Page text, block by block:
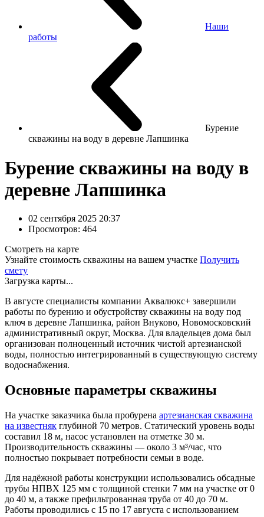
Наши
работы
Бурение
скважины на воду в деревне Лапшинка
Бурение скважины на воду в
деревне Лапшинка
02 сентября 2025 20:37
Просмотров: 464
Смотреть на карте
Узнайте стоимость скважины на вашем участке Получить
смету
Загрузка карты...
В августе специалисты компании Аквалюкс+ завершили
работы по бурению и обустройству скважины на воду под
ключ в деревне Лапшинка, район Внуково, Новомосковский
административный округ, Москва. Для владельцев дома был
организован полноценный источник чистой артезианской
воды, полностью интегрированный в существующую систему
водоснабжения.
Основные параметры скважины
На участке заказчика была пробурена артезианская скважина
на известняк глубиной 70 метров. Статический уровень воды
составил 18 м, насос установлен на отметке 30 м.
Производительность скважины — около 3 м³/час, что
полностью покрывает потребности семьи в воде.
Для надёжной работы конструкции использовались обсадные
трубы НПВХ 125 мм с толщиной стенки 7 мм на участке от 0
до 40 м, а также префильтрованная труба от 40 до 70 м.
Работы проводились с 15 по 17 августа с использованием